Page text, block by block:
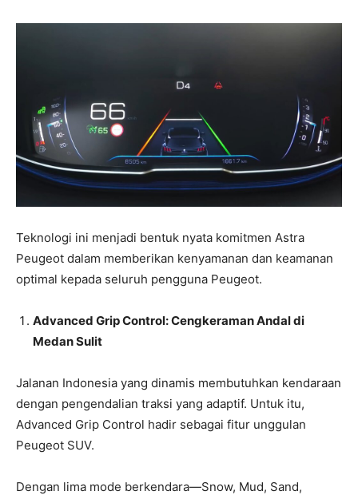
Teknologi ini menjadi bentuk nyata komitmen Astra
Peugeot dalam memberikan kenyamanan dan keamanan
optimal kepada seluruh pengguna Peugeot.
Advanced Grip Control: Cengkeraman Andal di
Medan Sulit
Jalanan Indonesia yang dinamis membutuhkan kendaraan
dengan pengendalian traksi yang adaptif. Untuk itu,
Advanced Grip Control hadir sebagai fitur unggulan
Peugeot SUV.
Dengan lima mode berkendara—Snow, Mud, Sand,